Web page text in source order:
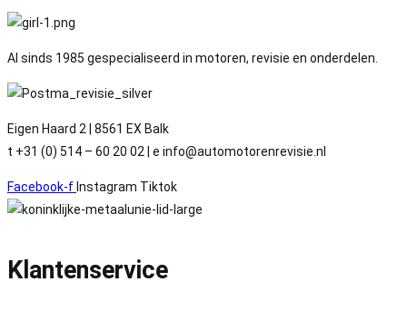
Al sinds 1985 gespecialiseerd in motoren, revisie en onderdelen.
Eigen Haard 2 | 8561 EX Balk
t +31 (0) 514 – 60 20 02 | e info@automotorenrevisie.nl
Facebook-f Instagram Tiktok
Klantenservice